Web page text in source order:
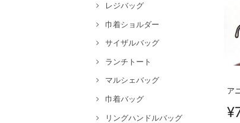
レジバッグ
巾着ショルダー
サイザルバッグ
ランチトート
マルシェバッグ
巾着バッグ
リングハンドルバッグ
ア